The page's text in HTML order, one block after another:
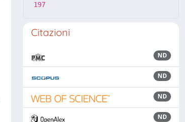
197
Citazioni
ND
ND
ND
ND